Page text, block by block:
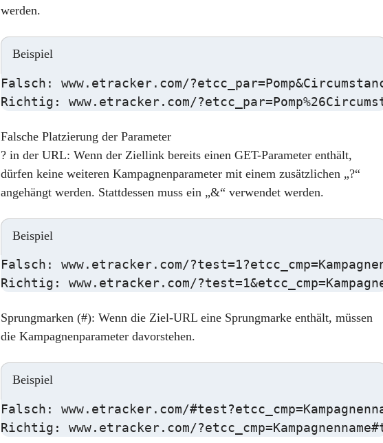
werden.
Beispiel
Falsch: www.etracker.com/
Richtig: www.etracker.com/
Falsche Platzierung der Parameter
? in der URL: Wenn der Ziellink bereits einen GET-Parameter enthält,
dürfen keine weiteren Kampagnenparameter mit einem zusätzlichen „?“
angehängt werden. Stattdessen muss ein „&“ verwendet werden.
Beispiel
Falsch: www.etracker.com/
Richtig: www.etracker.com/
Sprungmarken (#): Wenn die Ziel-URL eine Sprungmarke enthält, müssen
die Kampagnenparameter davorstehen.
Beispiel
Falsch: www.etracker.com/
Richtig: www.etracker.com/